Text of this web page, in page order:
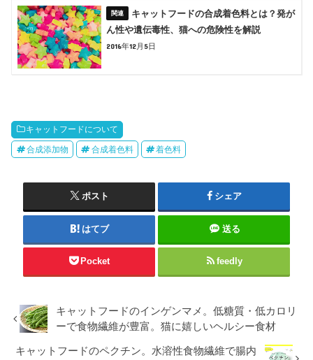
キャットフードの合成着色料とは？発が
ん性や遺伝毒性、猫への危険性を解説
2016年12月5日
キャットフードについて
合成添加物 合成着色料 着色料
ポスト シェア
はてブ 送る
Pocket feedly
キャットフードのインゲンマメ。低糖質・低カロリ
ーで食物繊維が豊富。猫に嬉しいヘルシー食材
キャットフードのペクチン。水溶性食物繊維で腸内